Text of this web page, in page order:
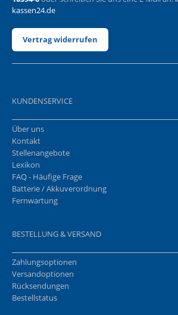
kassen24.de
Vertrag widerrufen
KUNDENSERVICE
Über uns
Kontakt
Stellenangebote
Lexikon
FAQ - Häufige Frage
Batterie / Akkuverordnung
Fernwartung
BESTELLUNG & VERSAND
Zahlungsoptionen
Versandoptionen
Rücksendungen
Bestellstatus